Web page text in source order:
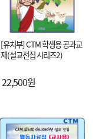
[유치부] CTM 학생용 공과교
재(설교전집 시리즈2)
22,500원